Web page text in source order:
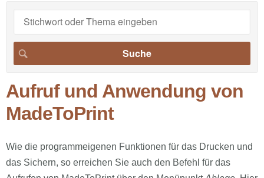
Aufruf und Anwendung von
MadeToPrint
Wie die programmeigenen Funktionen für das Drucken und
das Sichern, so erreichen Sie auch den Befehl für das